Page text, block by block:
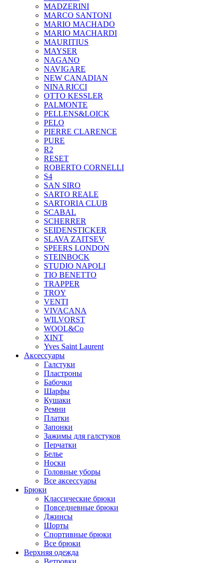
MADZERINI
MARCO SANTONI
MARIO MACHADO
MARIO MACHARDI
MAURITIUS
MAYSER
NAGANO
NAVIGARE
NEW CANADIAN
NINA RICCI
OTTO KESSLER
PALMONTE
PELLENS&LOICK
PELO
PIERRE CLARENCE
PURE
R2
RESET
ROBERTO CORNELLI
S4
SAN SIRO
SARTO REALE
SARTORIA CLUB
SCABAL
SCHERRER
SEIDENSTICKER
SLAVA ZAITSEV
SPEERS LONDON
STEINBOCK
STUDIO NAPOLI
TIO BENETTO
TRAPPER
TROY
VENTI
VIVACANA
WILVORST
WOOL&Co
XINT
Yves Saint Laurent
Аксессуары
Галстуки
Пластроны
Бабочки
Шарфы
Кушаки
Ремни
Платки
Запонки
Зажимы для галстуков
Перчатки
Белье
Носки
Головные уборы
Все аксессуары
Брюки
Классические брюки
Повседневные брюки
Джинсы
Шорты
Спортивные брюки
Все брюки
Верхняя одежда
Ветровки